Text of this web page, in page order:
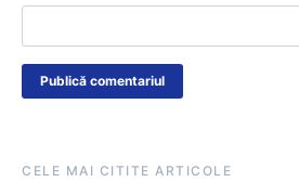
CELE MAI CITITE ARTICOLE